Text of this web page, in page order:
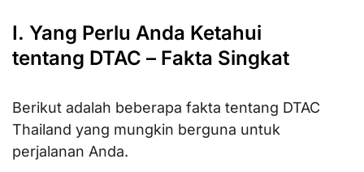
I. Yang Perlu Anda Ketahui
tentang DTAC – Fakta Singkat
Berikut adalah beberapa fakta tentang DTAC
Thailand yang mungkin berguna untuk
perjalanan Anda.